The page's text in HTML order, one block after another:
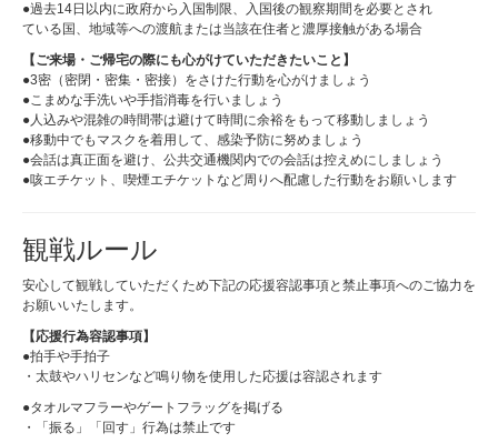
●過去14日以内に政府から入国制限、入国後の観察期間を必要とされ
ている国、地域等への渡航または当該在住者と濃厚接触がある場合
【ご来場・ご帰宅の際にも心がけていただきたいこと】
●3密（密閉・密集・密接）をさけた行動を心がけましょう
●こまめな手洗いや手指消毒を行いましょう
●人込みや混雑の時間帯は避けて時間に余裕をもって移動しましょう
●移動中でもマスクを着用して、感染予防に努めましょう
●会話は真正面を避け、公共交通機関内での会話は控えめにしましょう
●咳エチケット、喫煙エチケットなど周りへ配慮した行動をお願いします
観戦ルール
安心して観戦していただくため下記の応援容認事項と禁止事項へのご協力を
お願いいたします。
【応援行為容認事項】
●拍手や手拍子
・太鼓やハリセンなど鳴り物を使用した応援は容認されます
●タオルマフラーやゲートフラッグを掲げる
・「振る」「回す」行為は禁止です